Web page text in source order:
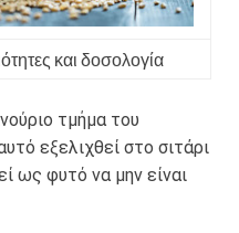
και δοσολογία
τμήμα του
εξελιχθεί στο σιτάρι
ως φυτό να μην είναι